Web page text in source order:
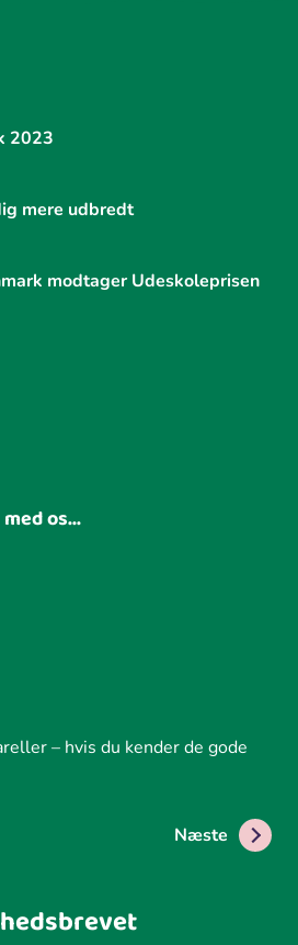
2023
mere udbredt
modtager Udeskoleprisen
os...
– hvis du kender de gode
Næste